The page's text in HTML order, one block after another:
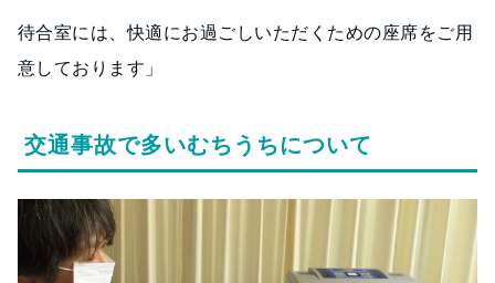
待合室には、快適にお過ごしいただくための座席をご用
意しております」
交通事故で多いむちうちについて